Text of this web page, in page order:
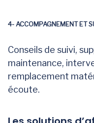
4- ACCOMPAGNEMENT ET
Conseils de suivi,
maintenance,
remplacement
écoute.